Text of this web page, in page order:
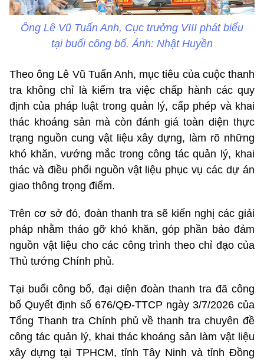
Ông Lê Vũ Tuấn Anh, Cục trưởng VIII phát biểu
tại buổi công bố. Ảnh: Nhật Huyền
Theo ông Lê Vũ Tuấn Anh, mục tiêu của cuộc thanh
tra không chỉ là kiểm tra việc chấp hành các quy
định của pháp luật trong quản lý, cấp phép và khai
thác khoáng sản mà còn đánh giá toàn diện thực
trạng nguồn cung vật liệu xây dựng, làm rõ những
khó khăn, vướng mắc trong công tác quản lý, khai
thác và điều phối nguồn vật liệu phục vụ các dự án
giao thông trọng điểm.
Trên cơ sở đó, đoàn thanh tra sẽ kiến nghị các giải
pháp nhằm tháo gỡ khó khăn, góp phần bảo đảm
nguồn vật liệu cho các công trình theo chỉ đạo của
Thủ tướng Chính phủ.
Tại buổi công bố, đại diện đoàn thanh tra đã công
bố Quyết định số 676/QĐ-TTCP ngày 3/7/2026 của
Tổng Thanh tra Chính phủ về thanh tra chuyên đề
công tác quản lý, khai thác khoáng sản làm vật liệu
xây dựng tại TPHCM, tỉnh Tây Ninh và tỉnh Đồng